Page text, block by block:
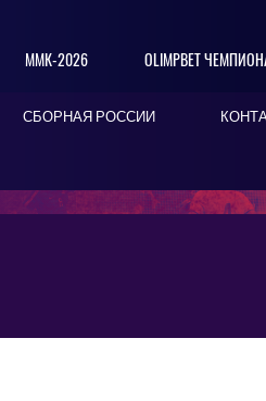
ММК-2026 OLIMPBET
СБОРНАЯ РОССИИ